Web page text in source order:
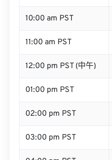
10:00 am PST
11:00 am PST
12:00 pm PST (中午)
01:00 pm PST
02:00 pm PST
03:00 pm PST